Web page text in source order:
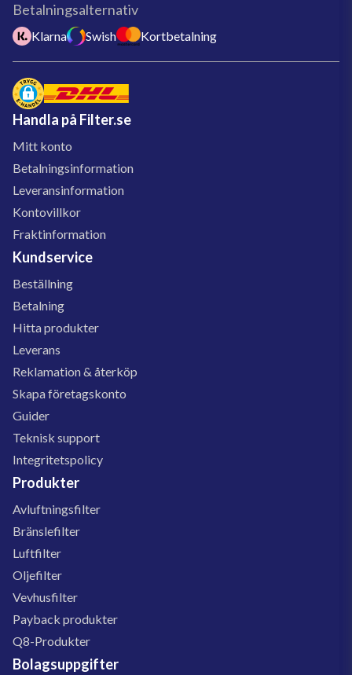
Betalningsalternativ
Klarna Swish Kortbetalning
Handla på Filter.se
Mitt konto
Betalningsinformation
Leveransinformation
Kontovillkor
Fraktinformation
Kundservice
Beställning
Betalning
Hitta produkter
Leverans
Reklamation & återköp
Skapa företagskonto
Guider
Teknisk support
Integritetspolicy
Produkter
Avluftningsfilter
Bränslefilter
Luftfilter
Oljefilter
Vevhusfilter
Payback produkter
Q8-Produkter
Bolagsuppgifter